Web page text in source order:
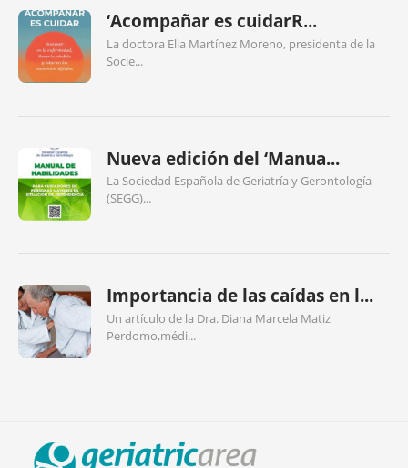
‘Acompañar es cuidarR...
La doctora Elia Martínez Moreno, presidenta de la
Socie...
Nueva edición del ‘Manua...
La Sociedad Española de Geriatría y Gerontología
(SEGG)...
Importancia de las caídas en l...
Un artículo de la Dra. Diana Marcela Matiz
Perdomo,médi...